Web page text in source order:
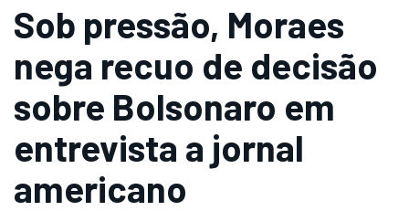
Sob pressão, Moraes
nega recuo de decisão
sobre Bolsonaro em
entrevista a jornal
americano